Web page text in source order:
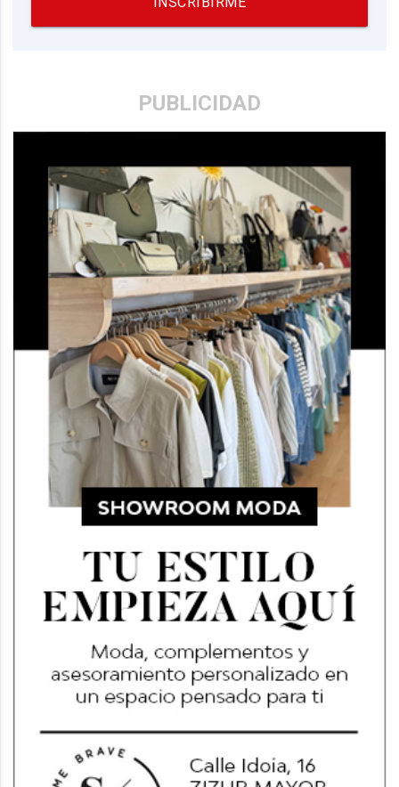
PUBLICIDAD